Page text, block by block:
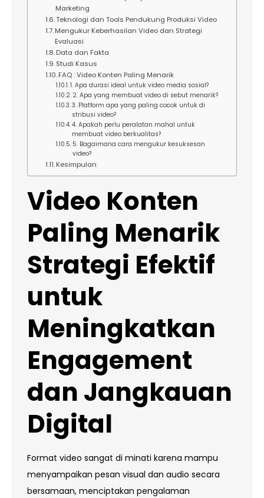
Marketing
Teknologi dan Tools Pendukung Produksi Video
Mengukur Keberhasilan Video dan Strategi
Evaluasi
Data dan Fakta
Studi Kasus
FAQ : Video Konten Paling Menarik
1. Apa durasi ideal untuk video media sosial?
2. Apa yang membuat video di sebut menarik?
3. Platform apa yang paling cocok untuk di
stribusi video?
4. Apakah perlu peralatan mahal untuk
membuat video berkualitas?
5. Bagaimana cara mengukur kesuksesan
video?
Kesimpulan
Video Konten
Paling Menarik
Strategi Efektif
untuk
Meningkatkan
Engagement
dan Jangkauan
Digital
Format video sangat di minati karena mampu
menyampaikan pesan visual dan audio secara
bersamaan, menciptakan pengalaman